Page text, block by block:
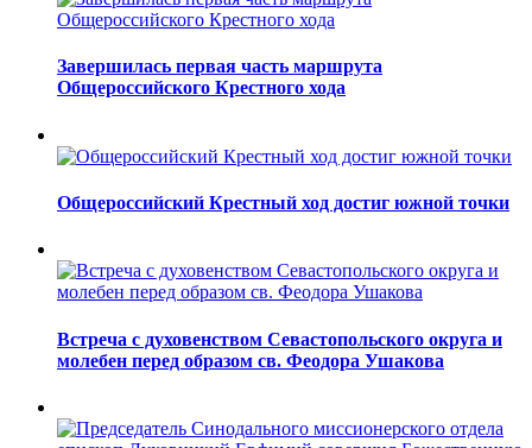
Завершилась первая часть маршрута
Общероссийского Крестного хода
Общероссийский Крестный ход достиг южной точки
Встреча с духовенством Севастопольского округа и
молебен перед образом св. Феодора Ушакова